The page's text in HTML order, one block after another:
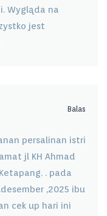
Wygląda na
jest
Balas
persalinan istri
jl KH Ahmad
. pada
,2025 ibu
cek up hari ini